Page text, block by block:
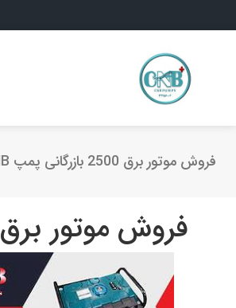
فروش موتور برق 2500 بازرگانی پمپ CNB
فروش موتور برق 2500